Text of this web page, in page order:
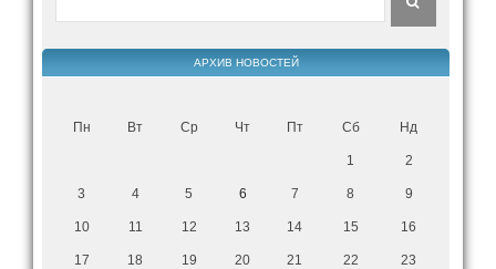
АРХИВ НОВОСТЕЙ
Пн Вт Ср Чт Пт Сб Нд
1 2
3 4 5 6 7 8 9
10 11 12 13 14 15 16
17 18 19 20 21 22 23